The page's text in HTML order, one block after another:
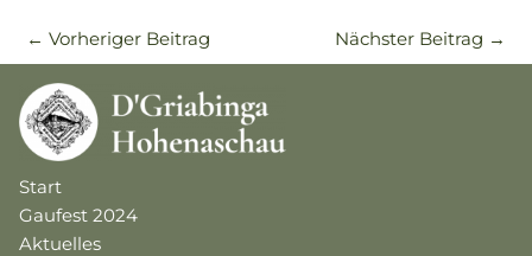
← Vorheriger Beitrag Nächster Beitrag →
Start
Gaufest 2024
Aktuelles